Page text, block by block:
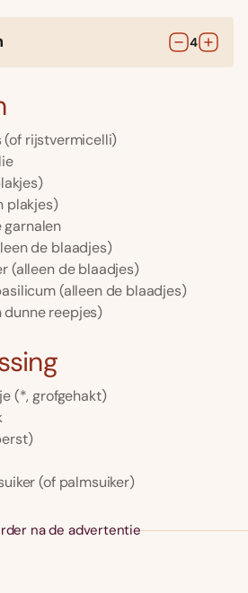
4
(of rijstvermicelli)
plakjes)
garnalen
de blaadjes)
(alleen de blaadjes)
(alleen de blaadjes)
dunne reepjes)
(*, grofgehakt)
(of palmsuiker)
na de advertentie